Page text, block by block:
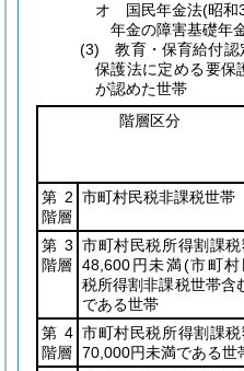
オ 国民年金法(昭和
年金の障害基礎年
(3) 教育・保育給付認
保護法に定める要保
が認めた世帯
階層区分
第2
階層
市町村民税非課税世帯
第3
階層
市町村民税所得割課
48,600円未満(市町村
税所得割非課税世帯含
である世帯
第4
階層
市町村民税所得割課
70,000円未満である世